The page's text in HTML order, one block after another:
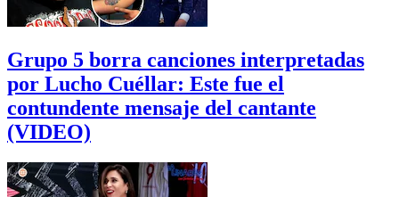
Grupo 5 borra canciones interpretadas
por Lucho Cuéllar: Este fue el
contundente mensaje del cantante
(VIDEO)